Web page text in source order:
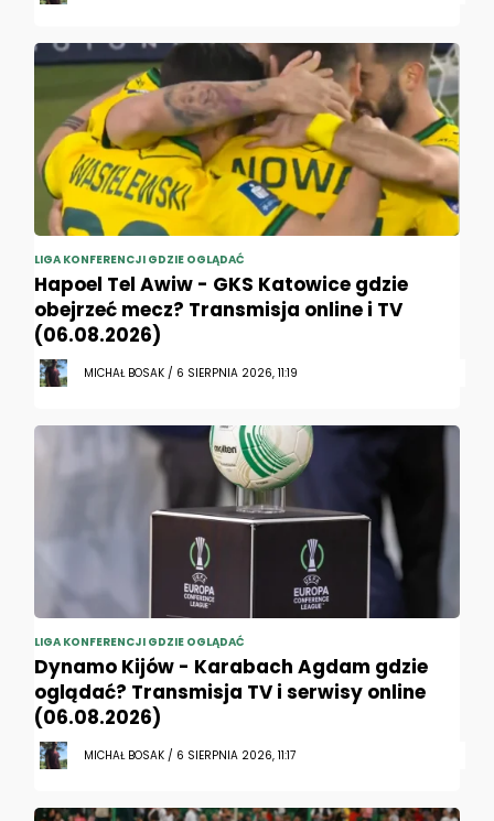
LIGA KONFERENCJI GDZIE OGLĄDAĆ
Hapoel Tel Awiw - GKS Katowice gdzie
obejrzeć mecz? Transmisja online i TV
(06.08.2026)
MICHAŁ BOSAK / 6 SIERPNIA 2026, 11:19
LIGA KONFERENCJI GDZIE OGLĄDAĆ
Dynamo Kijów - Karabach Agdam gdzie
oglądać? Transmisja TV i serwisy online
(06.08.2026)
MICHAŁ BOSAK / 6 SIERPNIA 2026, 11:17